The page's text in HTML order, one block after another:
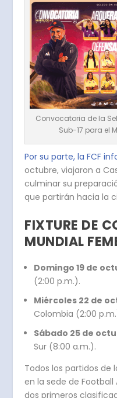
Convocatoria de la
Sub-17 para el
Por su parte, la FCF
octubre, viajaron a
culminar su
que partirán hacia la
FIXTURE DE
MUNDIAL
Domingo 19 de
(2:00 p.m.).
Miércoles 22 de
Colombia (2:00
Sábado 25 de
Sur (8:00 a.m.).
Todos los partidos de
en la sede de
dos primeros